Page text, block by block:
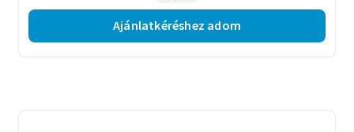
Ajánlatkéréshez adom